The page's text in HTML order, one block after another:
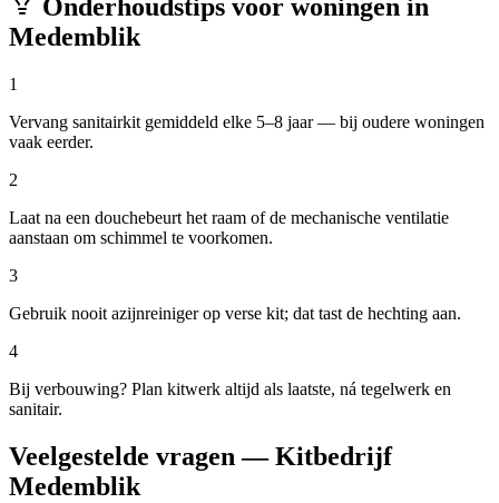
Onderhoudstips voor woningen in
Medemblik
1
Vervang sanitairkit gemiddeld elke 5–8 jaar — bij oudere woningen
vaak eerder.
2
Laat na een douchebeurt het raam of de mechanische ventilatie
aanstaan om schimmel te voorkomen.
3
Gebruik nooit azijnreiniger op verse kit; dat tast de hechting aan.
4
Bij verbouwing? Plan kitwerk altijd als laatste, ná tegelwerk en
sanitair.
Veelgestelde vragen — Kitbedrijf
Medemblik